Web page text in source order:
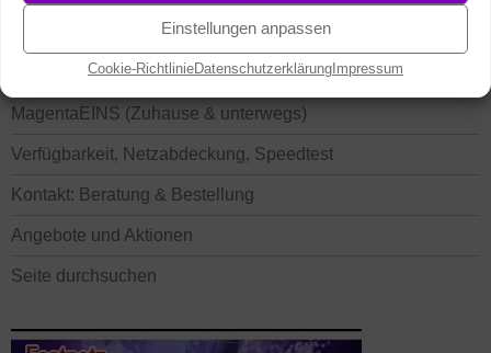
Einstellungen anpassen
Cookie-RichtlinieDatenschutzerklärungImpressum
VERFÜGBARKEIT, KONTAKT UND MEHR
MagentaEINS (Zuhause & unterwegs)
Verfügbarkeit, Netzabdeckung, Speedtest
Kontakt: Beratung & Bestellung
Angebote und Aktionen
Seite durchsuchen